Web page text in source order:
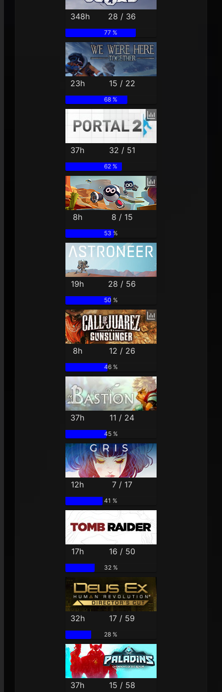
348h 28 / 36
77 %
23h 15 / 22
68 %
37h 32 / 51
62 %
8h 8 / 15
53 %
19h 28 / 56
50 %
8h 12 / 26
46 %
37h 11 / 24
45 %
12h 7 / 17
41 %
17h 16 / 50
32 %
32h 17 / 59
28 %
37h 15 / 58